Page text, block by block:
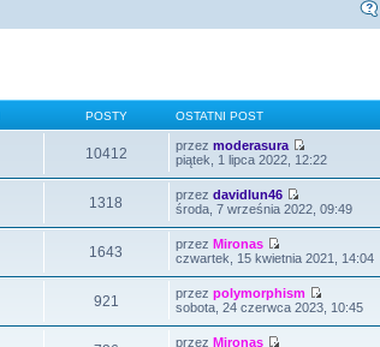
POSTY OSTATNI POST
10412 przezmoderasura
piątek, 1 lipca 2022, 12:22
1318 przezdavidlun46
środa, 7 września 2022, 09:49
1643 przezMironas
czwartek, 15 kwietnia 2021, 14:04
921 przezpolymorphism
sobota, 24 czerwca 2023, 10:45
przezMironas